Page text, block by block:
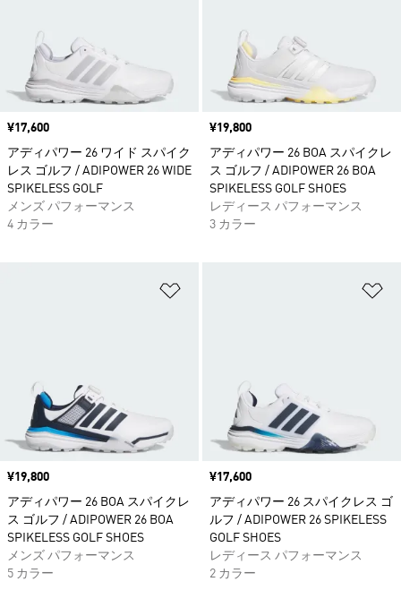
価格
¥17,600
アディパワー 26 ワイド スパイク
レス ゴルフ / ADIPOWER 26 WIDE
SPIKELESS GOLF
メンズ パフォーマンス
4 カラー
価格
¥19,800
アディパワー 26 BOA スパイクレ
ス ゴルフ / ADIPOWER 26 BOA
SPIKELESS GOLF SHOES
レディース パフォーマンス
3 カラー
価格
¥19,800
アディパワー 26 BOA スパイクレ
ス ゴルフ / ADIPOWER 26 BOA
SPIKELESS GOLF SHOES
メンズ パフォーマンス
5 カラー
価格
¥17,600
アディパワー 26 スパイクレス ゴ
ルフ / ADIPOWER 26 SPIKELESS
GOLF SHOES
レディース パフォーマンス
2 カラー